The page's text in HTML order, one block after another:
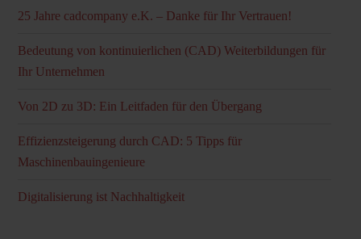
25 Jahre cadcompany e.K. – Danke für Ihr Vertrauen!
Bedeutung von kontinuierlichen (CAD) Weiterbildungen für
Ihr Unternehmen
Von 2D zu 3D: Ein Leitfaden für den Übergang
Effizienzsteigerung durch CAD: 5 Tipps für
Maschinenbauingenieure
Digitalisierung ist Nachhaltigkeit